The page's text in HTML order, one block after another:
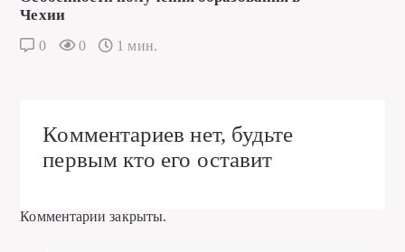
Чехии
0 0 1 мин.
Комментариев нет, будьте
первым кто его оставит
Комментарии закрыты.